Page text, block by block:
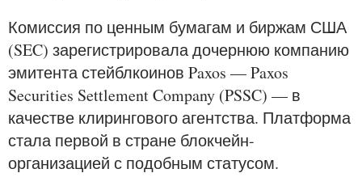
Комиссия по ценным бумагам и биржам США
(SEC) зарегистрировала дочернюю компанию
эмитента стейблкоинов Paxos — Paxos
Securities Settlement Company (PSSC) — в
качестве клирингового агентства. Платформа
стала первой в стране блокчейн-
организацией с подобным статусом.